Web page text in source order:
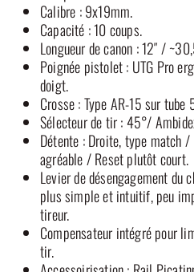
Calibre : 9x19mm.
Capacité : 10 coups.
Longueur de canon : 12″ /
Poignée pistolet : UTG Pro
doigt.
Crosse : Type AR-15 sur tube
Sélecteur de tir : 45°/
Détente : Droite, type match
agréable / Reset plutôt court.
Levier de désengagement du
plus simple et intuitif, peu
tireur.
Compensateur intégré pour
tir.